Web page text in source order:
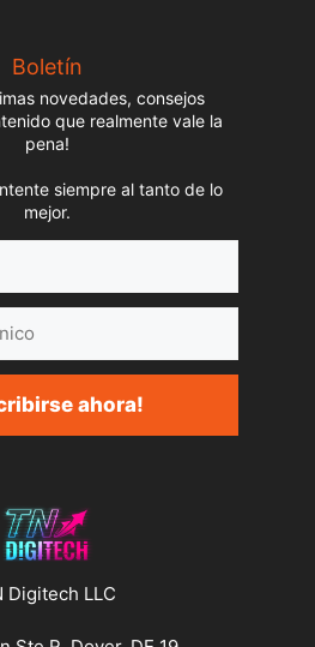
Boletín
novedades, consejos
que realmente vale la
pena!
siempre al tanto de lo
mejor.
ahora!
Digitech LLC